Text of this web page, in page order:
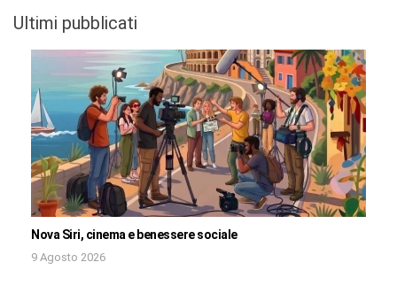
Ultimi pubblicati
Nova Siri, cinema e benessere sociale
9 Agosto 2026